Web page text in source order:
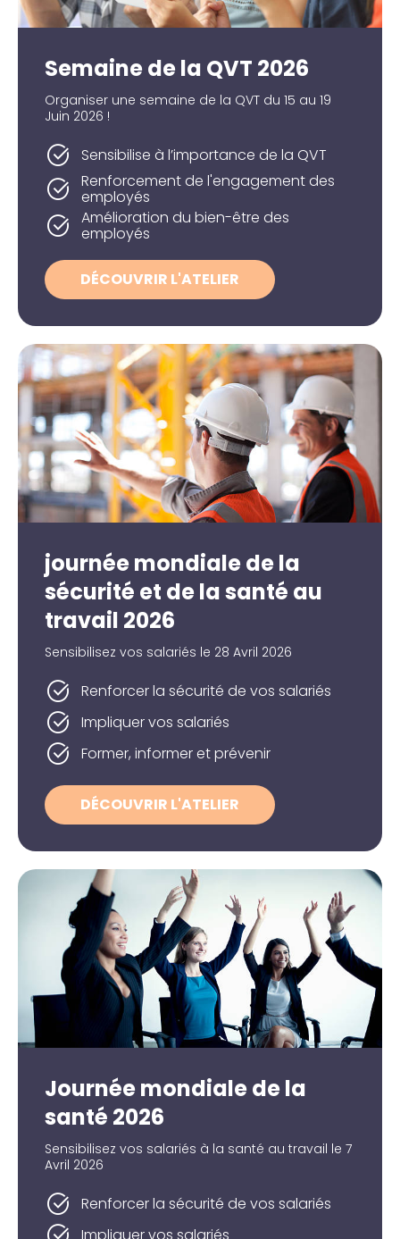
Semaine de la QVT 2026
Organiser une semaine de la QVT du 15 au 19
Juin 2026 !
Sensibilise à l’importance de la QVT
Renforcement de l'engagement des
employés
Amélioration du bien-être des
employés
DÉCOUVRIR L'ATELIER
journée mondiale de la
sécurité et de la santé au
travail 2026
Sensibilisez vos salariés le 28 Avril 2026
Renforcer la sécurité de vos salariés
Impliquer vos salariés
Former, informer et prévenir
DÉCOUVRIR L'ATELIER
Journée mondiale de la
santé 2026
Sensibilisez vos salariés à la santé au travail le 7
Avril 2026
Renforcer la sécurité de vos salariés